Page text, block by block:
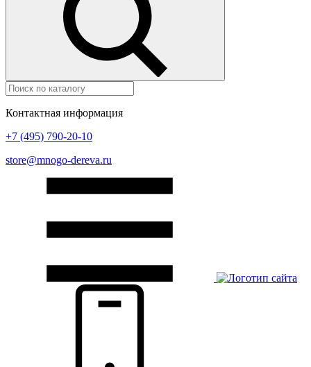
Контактная информация
+7 (495) 790-20-10
store@mnogo-dereva.ru